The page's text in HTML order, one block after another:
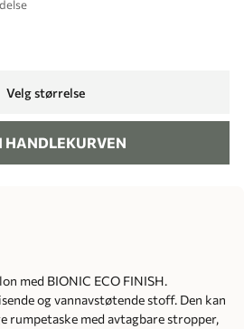
Velg størrelse
HANDLEKURVEN
med BIONIC ECO FINISH.
og vannavstøtende stoff. Den kan
rumpetaske med avtagbare stropper,